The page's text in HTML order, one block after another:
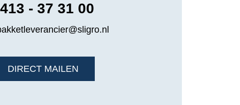
- 37 31 00
DIRECT MAILEN